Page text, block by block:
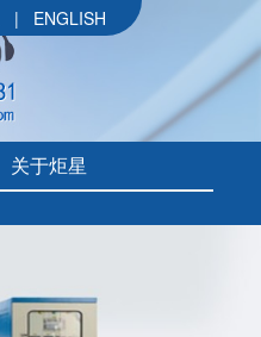
| ENGLISH
关于炬星